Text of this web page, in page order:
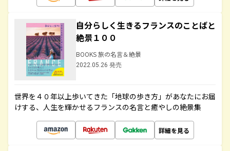
自分らしく生きるフランスのことばと
絶景１００
BOOKS 旅の名言＆絶景
2022.05.26 発売
世界を４０年以上歩いてきた「地球の歩き方」があなたにお届
けする、人生を輝かせるフランスの名言と癒やしの絶景集
詳細を見る